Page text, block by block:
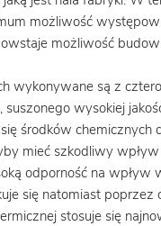
możliwość
możliwość
wykonywane są z
suszonego wysokiej
środków chemicznych
mieć szkodliwy
odporność na wpływ
się natomiast poprzez
stosuje się